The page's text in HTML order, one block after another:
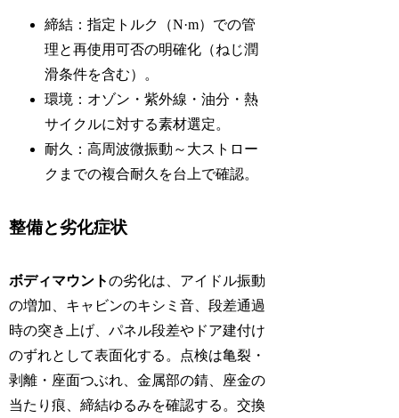
締結：指定トルク（N·m）での管
理と再使用可否の明確化（ねじ潤
滑条件を含む）。
環境：オゾン・紫外線・油分・熱
サイクルに対する素材選定。
耐久：高周波微振動～大ストロー
クまでの複合耐久を台上で確認。
整備と劣化症状
ボディマウントの劣化は、アイドル振動
の増加、キャビンのキシミ音、段差通過
時の突き上げ、パネル段差やドア建付け
のずれとして表面化する。点検は亀裂・
剥離・座面つぶれ、金属部の錆、座金の
当たり痕、締結ゆるみを確認する。交換